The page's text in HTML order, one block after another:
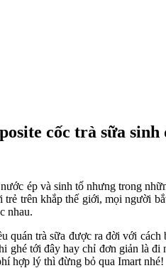
cốc trà sữa sinh
ép và sinh tố nhưng trong
trên khắp thế giới, mọi người
nhau.
quán trà sữa được ra đời với
ghé tới đây hay chỉ đơn giản là
hợp lý thì đừng bỏ qua Imart nhé!